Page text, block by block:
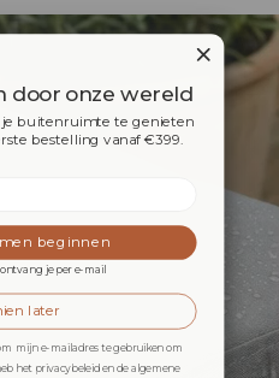
door onze wereld
buitenruimte te genieten
bestelling vanaf €399.
beginnen
je per e-mail
later
mijn e-mailadres te gebruiken om
het privacybeleid en de algemene